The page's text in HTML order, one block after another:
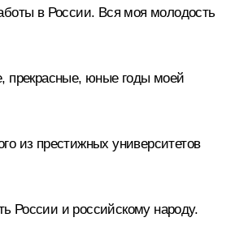
в России. Вся моя молодость
прекрасные, юные годы моей
из престижных университетов
России и российскому народу.